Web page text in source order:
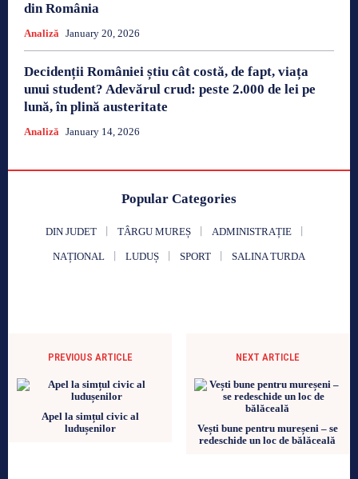
din România
Analiză January 20, 2026
Decidenții României știu cât costă, de fapt, viața
unui student? Adevărul crud: peste 2.000 de lei pe
lună, în plină austeritate
Analiză January 14, 2026
Popular Categories
DIN JUDET TÂRGU MUREȘ ADMINISTRAȚIE
NAȚIONAL LUDUȘ SPORT SALINA TURDA
PREVIOUS ARTICLE
Apel la simțul civic al
ludușenilor
NEXT ARTICLE
Vești bune pentru mureșeni – se
redeschide un loc de bălăceală